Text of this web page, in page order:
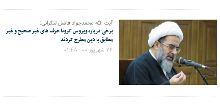
آیت الله محمدجواد فاضل لنکرانی:
برخی درباره ویروس کرونا حرف های غیر صحیح و غیر
مطابق با دین مطرح کردند
۲۴ شهریور ۰۰ - ۰۱:۴۸